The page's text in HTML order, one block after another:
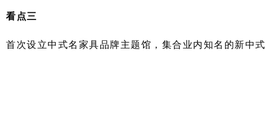
看点三
首次设立中式名家具品牌主题馆，集合业内知名的新中